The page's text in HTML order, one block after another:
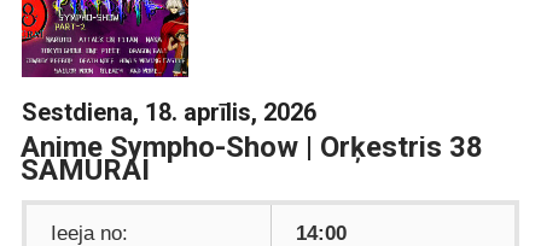
Sestdiena, 18. aprīlis, 2026
Anime Sympho-Show | Orķestris 38
SAMURAI
Ieeja no: 14:00